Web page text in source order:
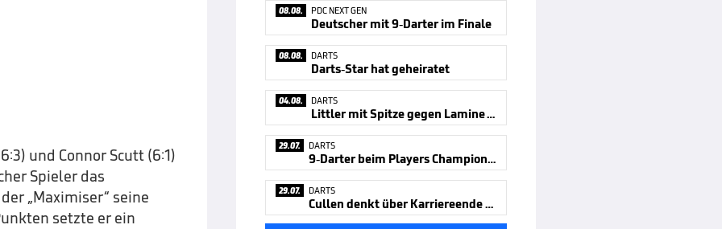
und Connor Scutt (6:1)
Spieler das
„Maximiser“ seine
setzte er ein
08.08. PDC NEXT GEN
Deutscher mit 9-Darter im Finale
08.08. DARTS
Darts-Star hat geheiratet
04.08. DARTS
Littler mit Spitze gegen Lamine Yamal
29.07. DARTS
9-Darter beim Players Championship
29.07. DARTS
Cullen denkt über Karriereende nach